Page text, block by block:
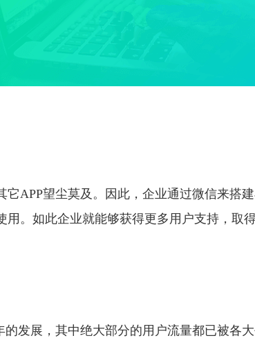
APP望尘莫及。因此，企业通过微信来搭
。如此企业就能够获得更多用户支持，取
发展，其中绝大部分的用户流量都已被各